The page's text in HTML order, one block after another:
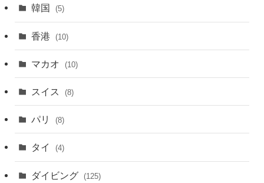
韓国 (5)
香港 (10)
マカオ (10)
スイス (8)
パリ (8)
タイ (4)
ダイビング (125)